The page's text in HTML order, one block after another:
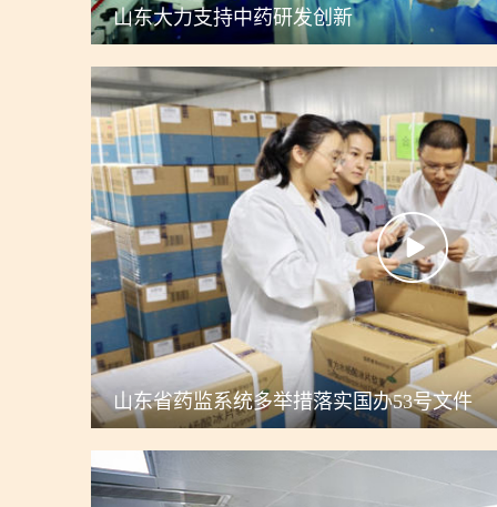
山东大力支持中药研发创新
山东省药监系统多举措落实国办53号文件